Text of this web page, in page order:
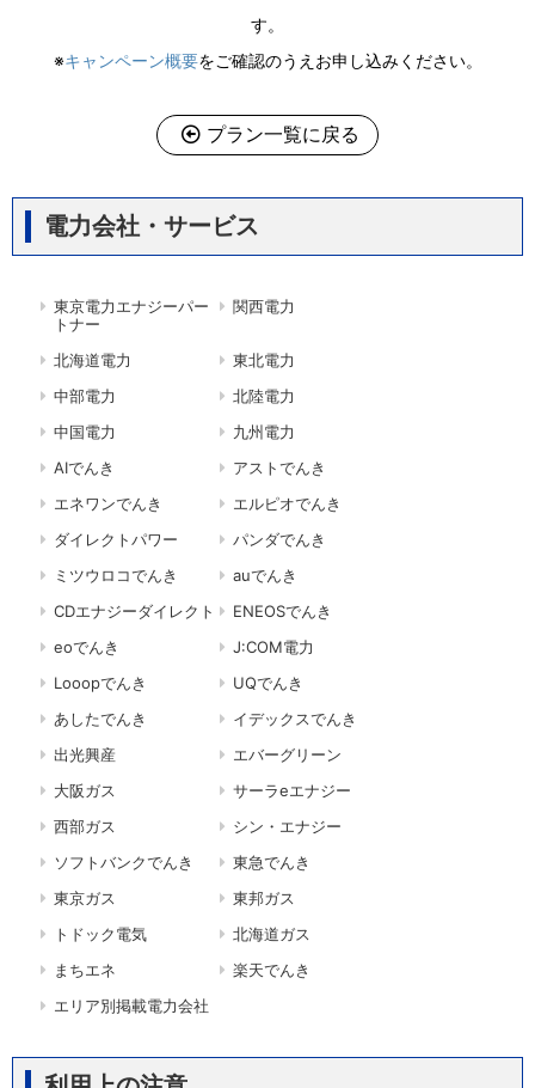
す。
※キャンペーン概要をご確認のうえお申し込みください。
プラン一覧に戻る
電力会社・サービス
東京電力エナジーパー
トナー
関西電力
北海道電力
東北電力
中部電力
北陸電力
中国電力
九州電力
AIでんき
アストでんき
エネワンでんき
エルピオでんき
ダイレクトパワー
パンダでんき
ミツウロコでんき
auでんき
CDエナジーダイレクト
ENEOSでんき
eoでんき
J:COM電力
Looopでんき
UQでんき
あしたでんき
イデックスでんき
出光興産
エバーグリーン
大阪ガス
サーラeエナジー
西部ガス
シン・エナジー
ソフトバンクでんき
東急でんき
東京ガス
東邦ガス
トドック電気
北海道ガス
まちエネ
楽天でんき
エリア別掲載電力会社